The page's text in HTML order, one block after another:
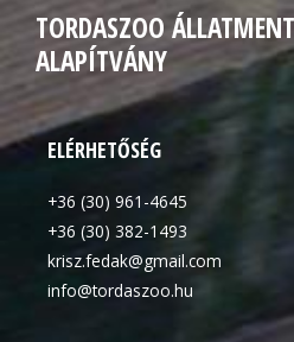
TORDASZOO
ALAPÍTVÁNY
ELÉRHETŐSÉG
+36 (30) 961-4645
+36 (30) 382-1493
krisz.fedak@gmail.com
info@tordaszoo.hu